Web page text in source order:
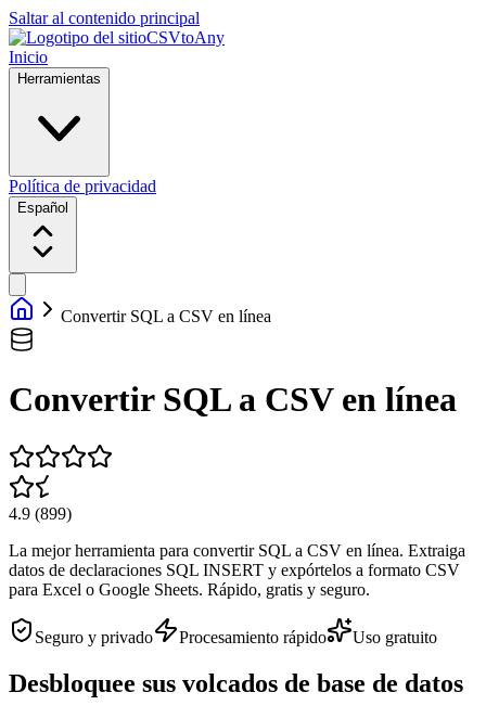
Saltar al contenido principal
CSVtoAny
Inicio
Herramientas
Política de privacidad
Español
Convertir SQL a CSV en línea
Convertir SQL a CSV en línea
4.9 (899)
La mejor herramienta para convertir SQL a CSV en línea. Extraiga
datos de declaraciones SQL INSERT y expórtelos a formato CSV
para Excel o Google Sheets. Rápido, gratis y seguro.
Seguro y privado Procesamiento rápido Uso gratuito
Desbloquee sus volcados de base de datos